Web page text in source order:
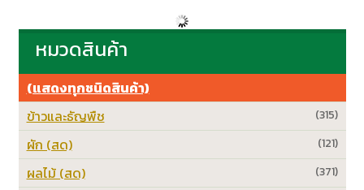
หมวดสินค้า
(แสดงทุกชนิดสินค้า)
(315)
ข้าวและธัญพืช
(121)
ผัก (สด)
(371)
ผลไม้ (สด)